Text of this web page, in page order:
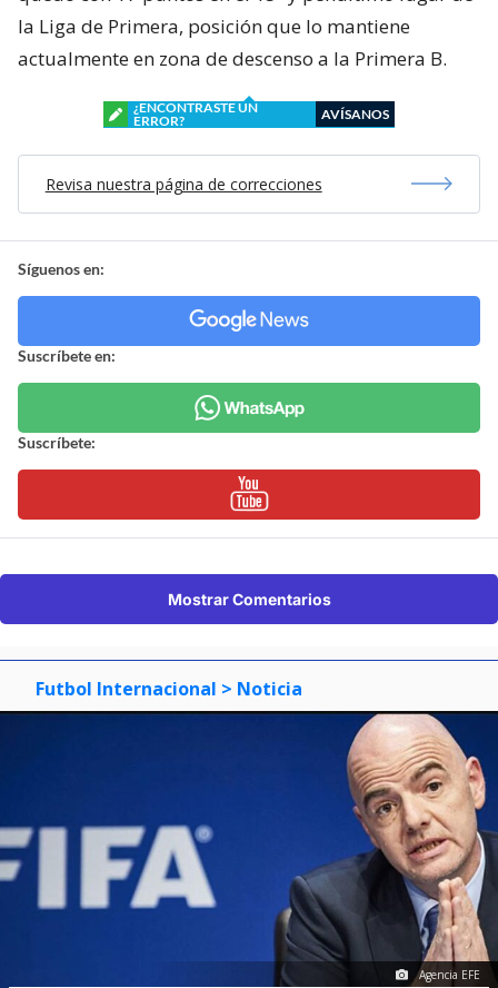
la Liga de Primera, posición que lo mantiene
actualmente en zona de descenso a la Primera B.
¿ENCONTRASTE UN
ERROR?
AVÍSANOS
Revisa nuestra página de correcciones
Síguenos en:
Suscríbete en:
Suscríbete:
Mostrar Comentarios
Futbol Internacional > Noticia
Agencia EFE